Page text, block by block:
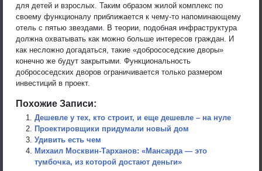
для детей и взрослых. Таким образом жилой комплекс по
своему функционалу приближается к чему-то напоминающему
отель с пятью звездами. В теории, подобная инфраструктура
должна охватывать как можно больше интересов граждан. И
как несложно догадаться, такие «добрососедские дворы»
конечно же будут закрытыми. Функциональность
добрососедских дворов ограничивается только размером
инвестиций в проект.
Похожие Записи:
Дешевле у тех, кто строит, и еще дешевле – на нуле
Проектировщики придумали новый дом
Удивить есть чем
Михаил Москвин-Тарханов: «Мансарда — это
тумбочка, из которой достают деньги»